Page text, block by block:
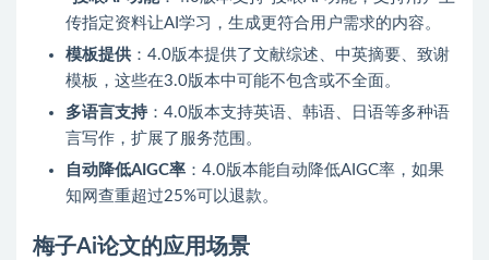
传指定资料让AI学习，生成更符合用户需求的内容。
模板提供 ：4.0版本提供了文献综述、中英摘要、致谢
模板，这些在3.0版本中可能不包含或不全面。
多语言支持：4.0版本支持英语、韩语、日语等多种语
言写作，扩展了服务范围。
自动降低AIGC率 ：4.0版本能自动降低AIGC率，如果
知网查重超过25%可以退款。
梅子Ai论文的应用场景